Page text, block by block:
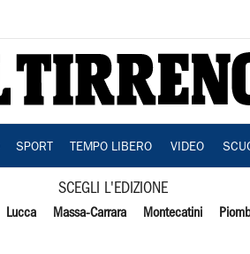
SPORT TEMPO LIBERO VIDEO
SCEGLI L'EDIZIONE
Lucca Massa-Carrara Montecatini